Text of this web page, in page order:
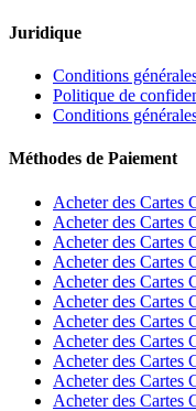
Juridique
Conditions
Politique de
Conditions
Méthodes de Paiement
Acheter des Cartes
Acheter des Cartes
Acheter des Cartes
Acheter des Cartes
Acheter des Cartes
Acheter des Cartes
Acheter des Cartes
Acheter des Cartes
Acheter des Cartes
Acheter des Cartes
Acheter des Cartes